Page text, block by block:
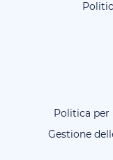
Politica per
Gestione